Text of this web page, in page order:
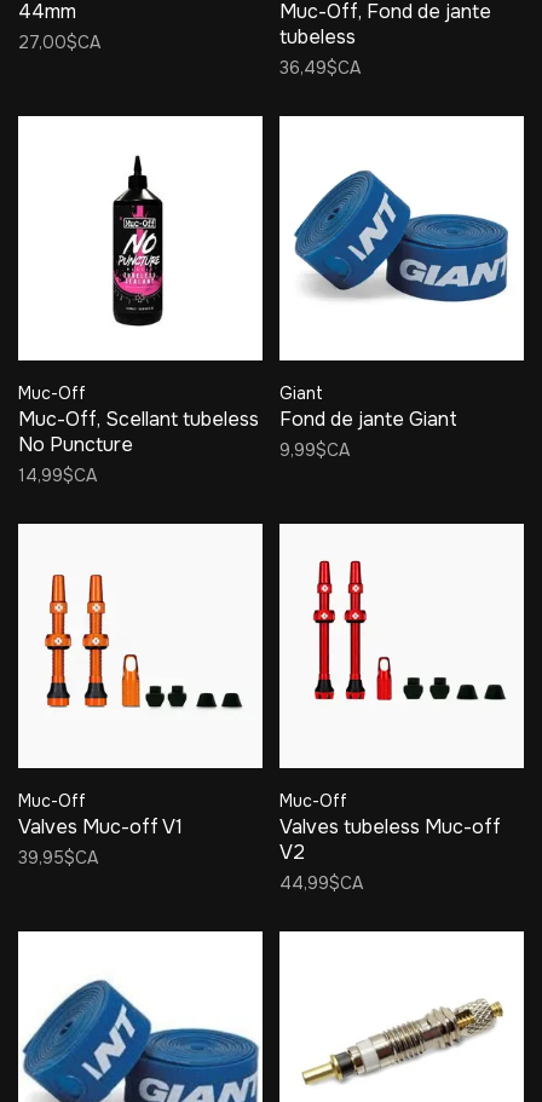
44mm
27,00$CA
Muc-Off, Fond de jante
tubeless
36,49$CA
Muc-Off
Muc-Off, Scellant tubeless
No Puncture
14,99$CA
Giant
Fond de jante Giant
9,99$CA
Muc-Off
Valves Muc-off V1
39,95$CA
Muc-Off
Valves tubeless Muc-off
V2
44,99$CA